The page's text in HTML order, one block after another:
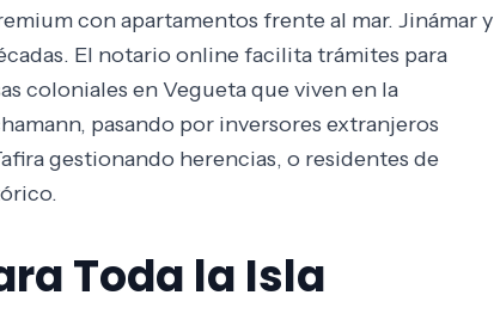
con apartamentos frente al mar. Jinámar y
El notario online facilita trámites para
coloniales en Vegueta que viven en la
pasando por inversores extranjeros
gestionando herencias, o residentes de
Toda la Isla